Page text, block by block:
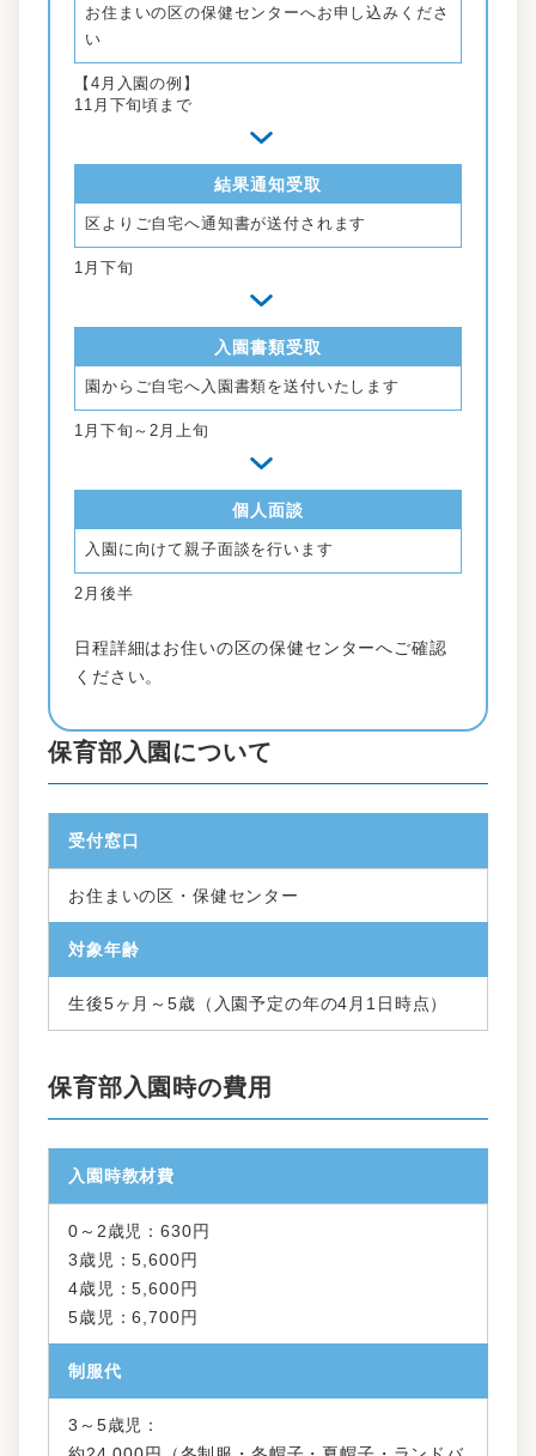
お住まいの区の保健センターへお申し込みくださ
い
【4月入園の例】
11月下旬頃まで
結果通知受取
区よりご自宅へ通知書が送付されます
1月下旬
入園書類受取
園からご自宅へ入園書類を送付いたします
1月下旬～2月上旬
個人面談
入園に向けて親子面談を行います
2月後半
日程詳細はお住いの区の保健センターへご確認
ください。
保育部入園について
受付窓口
お住まいの区・保健センター
対象年齢
生後5ヶ月～5歳（入園予定の年の4月1日時点）
保育部入園時の費用
入園時教材費
0～2歳児：630円
3歳児：5,600円
4歳児：5,600円
5歳児：6,700円
制服代
3～5歳児：